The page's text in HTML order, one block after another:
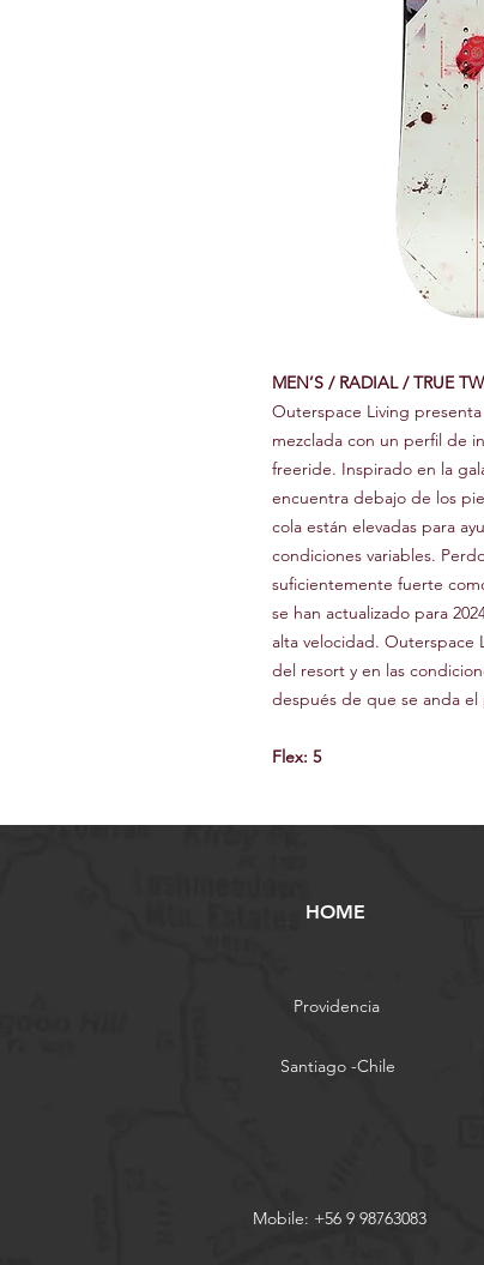
MEN’S / RADIAL / TRUE
Outerspace Living
mezclada con un perfil de
freeride. Inspirado en la
encuentra debajo de los
cola están elevadas para
condiciones variables.
suficientemente fuerte
se han actualizado para
alta velocidad. Outerspace
del resort y en las
después de que se anda el
Flex: 5
HOME
Providencia
Santiago -Chile
Mobile: +56 9 98763083